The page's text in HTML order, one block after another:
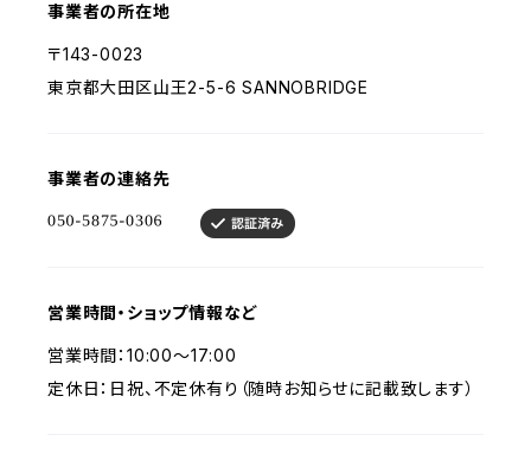
事業者の所在地
〒143-0023
東京都大田区山王2-5-6 SANNOBRIDGE
事業者の連絡先
営業時間・ショップ情報など
営業時間：10:00〜17:00
定休日：日祝、不定休有り（随時お知らせに記載致します）